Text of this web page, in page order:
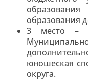
образования
3 место –
юношеская
округа.